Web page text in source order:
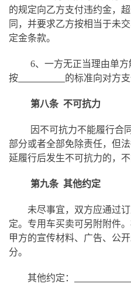
的规定向乙方支付违约金，
同，并要求乙方按相当于未
定金条款。
6、一方无正当理由单
按
的标准向对方
第八条 不可抗力
因不可抗力不能履行合
部分或者全部免除责任，但
延履行后发生不可抗力的，不
第九条 其他约定
未尽事宜，双方应通过
定。专用车买卖可另附附件
甲方的宣传材料、广告、公
分。
其他约定：